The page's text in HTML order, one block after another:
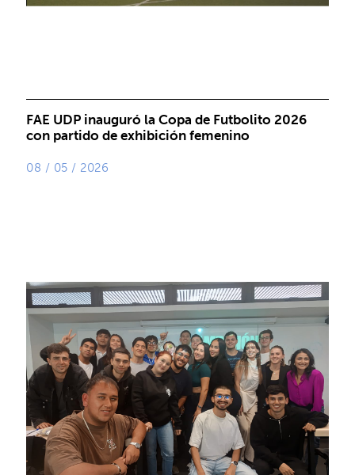
FAE UDP inauguró la Copa de Futbolito 2026
con partido de exhibición femenino
08 / 05 / 2026